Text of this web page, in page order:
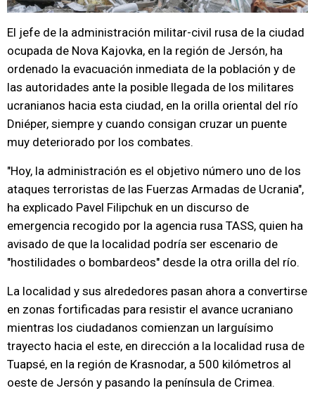
El jefe de la administración militar-civil rusa de la ciudad
ocupada de Nova Kajovka, en la región de Jersón, ha
ordenado la evacuación inmediata de la población y de
las autoridades ante la posible llegada de los militares
ucranianos hacia esta ciudad, en la orilla oriental del río
Dniéper, siempre y cuando consigan cruzar un puente
muy deteriorado por los combates.
"Hoy, la administración es el objetivo número uno de los
ataques terroristas de las Fuerzas Armadas de Ucrania",
ha explicado Pavel Filipchuk en un discurso de
emergencia recogido por la agencia rusa TASS, quien ha
avisado de que la localidad podría ser escenario de
"hostilidades o bombardeos" desde la otra orilla del río.
La localidad y sus alrededores pasan ahora a convertirse
en zonas fortificadas para resistir el avance ucraniano
mientras los ciudadanos comienzan un larguísimo
trayecto hacia el este, en dirección a la localidad rusa de
Tuapsé, en la región de Krasnodar, a 500 kilómetros al
oeste de Jersón y pasando la península de Crimea.